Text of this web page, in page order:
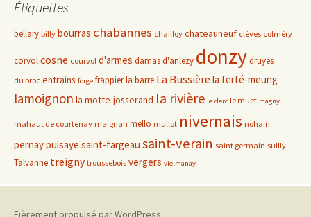
Étiquettes
bellary billy bourras chabannes chailloy chateauneuf clèves colméry
corvolcosne courvol d'armes damas d'anlezy donzydruyes
du broc entrains forge frappierla barre La Bussière la ferté-meung
lamoignon la motte-josserand la rivière le clerc le muet magny
mahaut de courtenay maignan mello mullot nivernais nohain
pernaypuisaye saint-fargeau saint-verain saint germain suilly
Talvanne treigny troussebois vergers vielmanay